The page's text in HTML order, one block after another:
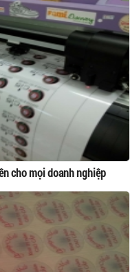
cho mọi doanh nghiệp